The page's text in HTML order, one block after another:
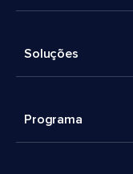
Soluções
Programa